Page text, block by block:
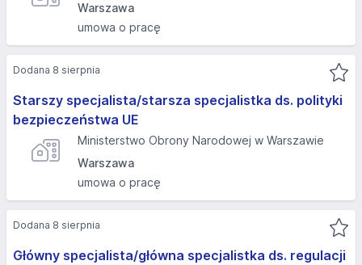
Warszawa
umowa o pracę
Starszy specjalista/starsza specjalistka ds. polityki
bezpieczeństwa UE
Ministerstwo Obrony Narodowej w Warszawie
Warszawa
umowa o pracę
Dodana 8 sierpnia
Główny specjalista/główna specjalistka ds. regulacji
Dodana 8 sierpnia